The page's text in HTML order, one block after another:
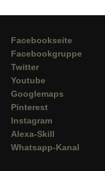
Facebookseite
Facebookgruppe
Twitter
Youtube
Googlemaps
Pinterest
Instagram
Alexa-Skill
Whatsapp-Kanal